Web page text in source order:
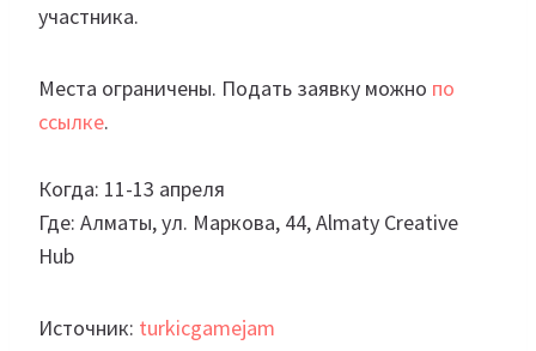
участника.
Места ограничены. Подать заявку можно по
ссылке.
Когда: 11-13 апреля
Где: Алматы, ул. Маркова, 44, Almaty Creative
Hub
Источник: turkicgamejam